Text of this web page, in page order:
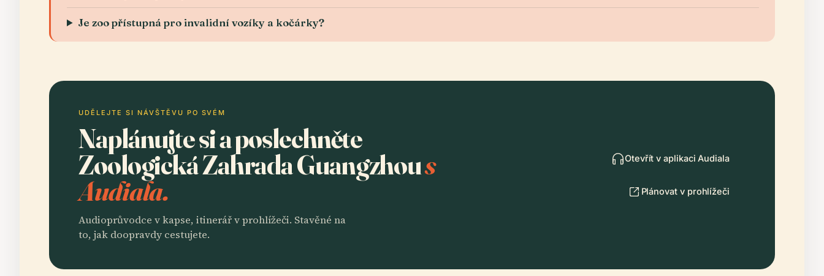
Je zoo přístupná pro invalidní vozíky a kočárky?
UDĚLEJTE SI NÁVŠTĚVU PO SVÉM
Naplánujte si a poslechněte
Zoologická Zahrada Guangzhous
Audiala.
Audioprůvodce v kapse, itinerář v prohlížeči. Stavěné na
to, jak doopravdy cestujete.
Otevřít v aplikaci Audiala
Plánovat v prohlížeči